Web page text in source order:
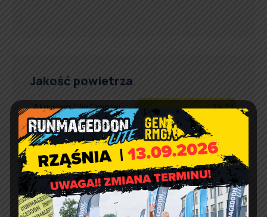
Jakość powietrza